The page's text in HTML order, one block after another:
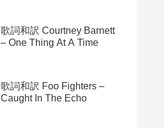
歌詞和訳 Courtney Barnett
– One Thing At A Time
歌詞和訳 Foo Fighters –
Caught In The Echo